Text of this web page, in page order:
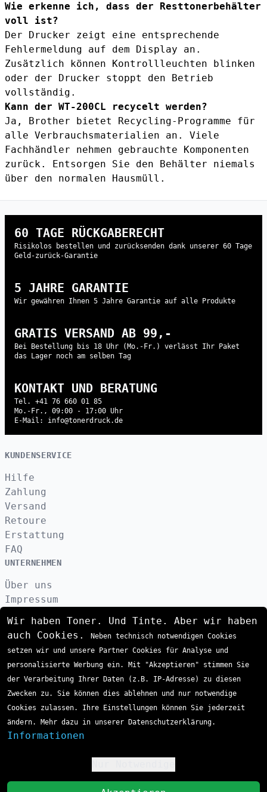
Wie erkenne ich, dass der Resttonerbehälter
voll ist?
Der Drucker zeigt eine entsprechende
Fehlermeldung auf dem Display an.
Zusätzlich können Kontrollleuchten blinken
oder der Drucker stoppt den Betrieb
vollständig.
Kann der WT-200CL recycelt werden?
Ja, Brother bietet Recycling-Programme für
alle Verbrauchsmaterialien an. Viele
Fachhändler nehmen gebrauchte Komponenten
zurück. Entsorgen Sie den Behälter niemals
über den normalen Hausmüll.
60 TAGE RÜCKGABERECHT
Risikolos bestellen und zurücksenden dank unserer 60 Tage
Geld-zurück-Garantie
5 JAHRE GARANTIE
Wir gewähren Ihnen 5 Jahre Garantie auf alle Produkte
GRATIS VERSAND AB 99,-
Bei Bestellung bis 18 Uhr (Mo.-Fr.) verlässt Ihr Paket
das Lager noch am selben Tag
KONTAKT UND BERATUNG
Tel. +41 76 660 01 85
Mo.-Fr., 09:00 - 17:00 Uhr
E-Mail: info@tonerdruck.de
KUNDENSERVICE
Hilfe
Zahlung
Versand
Retoure
Erstattung
FAQ
UNTERNEHMEN
Über uns
Impressum
Kontakt
AGB
VERSAND
ZAHLUNGSARTEN
Wir haben Toner. Und Tinte. Aber wir haben
auch Cookies.
Neben technisch notwendigen Cookies
setzen wir und unsere Partner Cookies für Analyse und
personalisierte Werbung ein. Mit "Akzeptieren" stimmen Sie
der Verarbeitung Ihrer Daten (z.B. IP-Adresse) zu diesen
Zwecken zu. Sie können dies ablehnen und nur notwendige
Cookies zulassen. Ihre Einstellungen können Sie jederzeit
ändern. Mehr dazu in unserer Datenschutzerklärung.
Informationen